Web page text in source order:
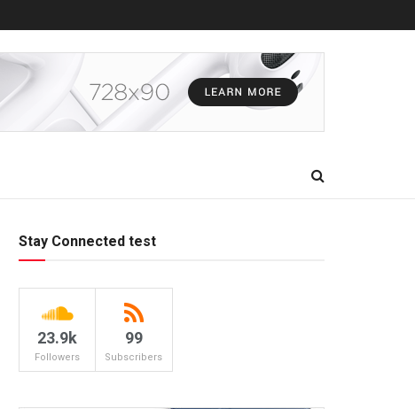
Stay Connected test
23.9k
Followers
99
Subscribers